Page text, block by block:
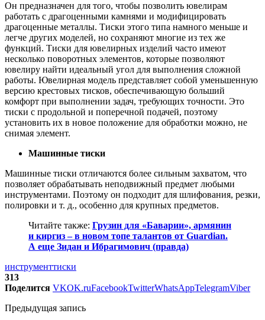
Он предназначен для того, чтобы позволить ювелирам
работать с драгоценными камнями и модифицировать
драгоценные металлы. Тиски этого типа намного меньше и
легче других моделей, но сохраняют многие из тех же
функций. Тиски для ювелирных изделий часто имеют
несколько поворотных элементов, которые позволяют
ювелиру найти идеальный угол для выполнения сложной
работы. Ювелирная модель представляет собой уменьшенную
версию крестовых тисков, обеспечивающую больший
комфорт при выполнении задач, требующих точности. Это
тиски с продольной и поперечной подачей, поэтому
установить их в новое положение для обработки можно, не
снимая элемент.
Машинные тиски
Машинные тиски отличаются более сильным захватом, что
позволяет обрабатывать неподвижный предмет любыми
инструментами. Поэтому он подходит для шлифования, резки,
полировки и т. д., особенно для крупных предметов.
Читайте также: Грузин для «Баварии», армянин
и киргиз – в новом топе талантов от Guardian.
А еще Зидан и Ибрагимович (правда)
инструменттиски
313
Поделится VKOK.ruFacebookTwitterWhatsAppTelegramViber
Предыдущая запись